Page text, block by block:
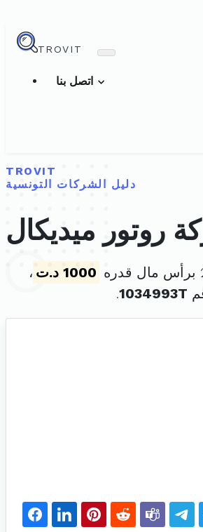
TROVIT
TROVIT
دليل الشركات التونسية
روتور ميديكال
1000 د.ت
،
1034993T
.